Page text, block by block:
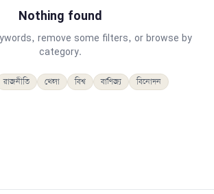
Nothing found
remove some filters, or browse by
category.
রাজনীতি খেলা বিশ্ব বাণিজ্য বিনোদন